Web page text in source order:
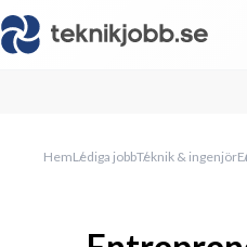
HemLediga jobbTeknik & ingenjör